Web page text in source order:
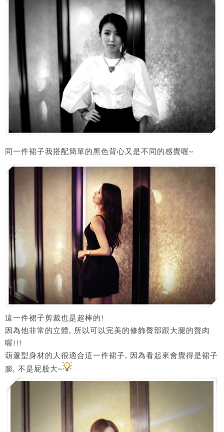
同一件裙子我搭配簡單的黑色背心又是不同的感覺喔~
這一件裙子剪裁也是超棒的!
因為他非常的立體, 所以可以完美的修飾臀部跟大腿的贅肉
喔!!!
葫蘆型身材的人很適合這一件裙子, 因為看起來會覺得是裙子
膨, 不是屁股大~